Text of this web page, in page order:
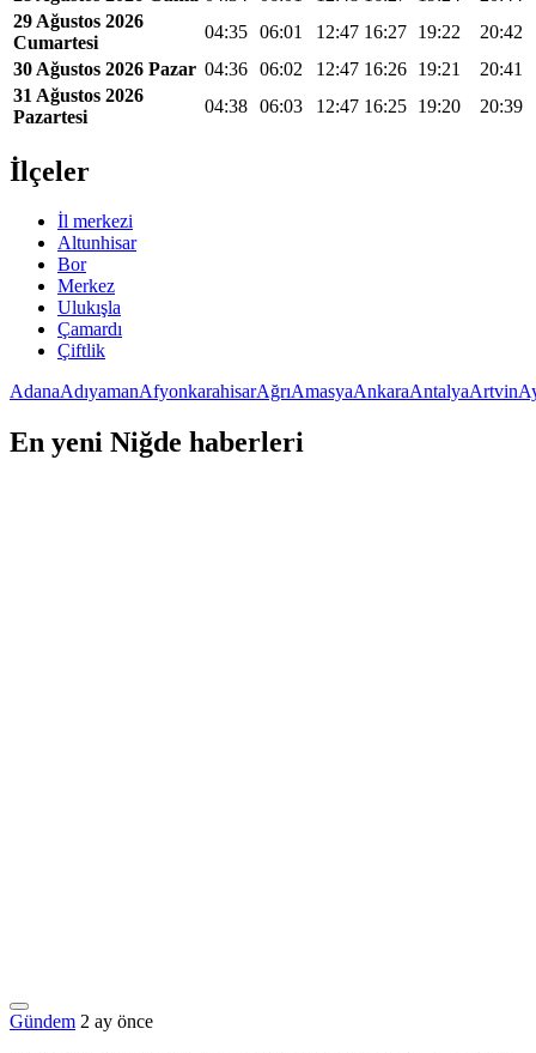
29 Ağustos 2026
Cumartesi
04:35 06:01 12:47 16:27 19:22
20:42
30 Ağustos 2026 Pazar 04:36 06:02 12:47 16:26 19:21
20:41
31 Ağustos 2026
Pazartesi
04:38 06:03 12:47 16:25 19:20 20:39
İlçeler
İl merkezi
Altunhisar
Bor
Merkez
Ulukışla
Çamardı
Çiftlik
AdanaAdıyamanAfyonkarahisarAğrıAmasyaAnkaraAntalyaArtvin
En yeni Niğde haberleri
Gündem 2 ay önce